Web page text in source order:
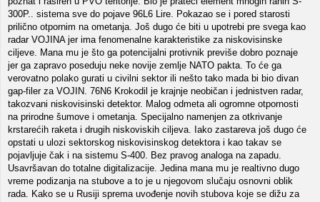
300P.. sistema sve do pojave 96L6 Lire. Pokazao se i pored starosti
prilično otpornim na ometanja. Još dugo će biti u upotrebi pre svega kao
radar VOJINA jer ima fenomenalne karakteristike za niskovisinske
ciljeve. Mana mu je što ga potencijalni protivnik previše dobro poznaje
jer ga zapravo poseduju neke novije zemlje NATO pakta. To će ga
verovatno polako gurati u civilni sektor ili nešto tako mada bi bio divan
gap-filer za VOJIN. 76N6 Krokodil je krajnje neobičan i jednistven radar,
takozvani niskovisinski detektor. Malog odmeta ali ogromne otpornosti
na prirodne šumove i ometanja. Specijalno namenjen za otkrivanje
krstarećih raketa i drugih niskoviskih ciljeva. Iako zastareva još dugo će
opstati u ulozi sektorskog niskovisinskog detektora i kao takav se
pojavljuje čak i na sistemu S-400. Bez pravog analoga na zapadu.
Usavršavan do totalne digitalizacije. Jedina mana mu je realtivno dugo
vreme podizanja na stubove a to je u njegovom slučaju osnovni oblik
rada. Kako se u Rusiji sprema uvođenje novih stubova koje se dižu za